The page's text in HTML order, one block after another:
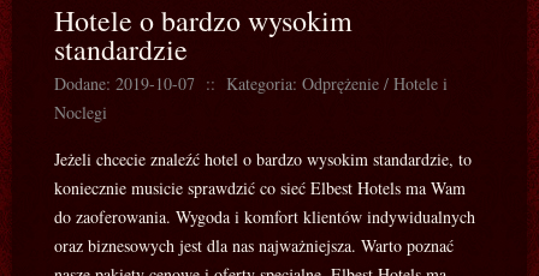
Hotele o bardzo wysokim
standardzie
Dodane: 2019-10-07 :: Kategoria: Odprężenie / Hotele i
Noclegi
Jeżeli chcecie znaleźć hotel o bardzo wysokim standardzie, to
koniecznie musicie sprawdzić co sieć Elbest Hotels ma Wam
do zaoferowania. Wygoda i komfort klientów indywidualnych
oraz biznesowych jest dla nas najważniejsza. Warto poznać